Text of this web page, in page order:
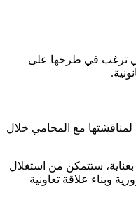
ترغب في طرحها على
لمناقشتها مع المحامي خلال
ستتمكن من استغلال
وبناء علاقة تعاونية